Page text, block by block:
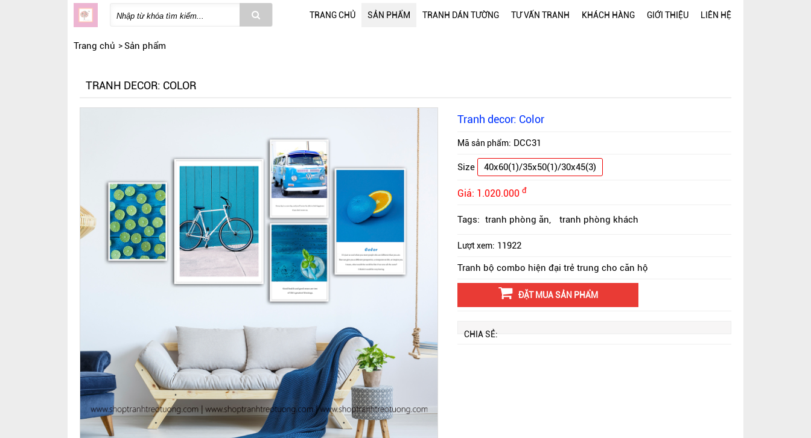
TRANG CHỦ SẢN PHẨM TRANH DÁN TƯỜNG TƯ VẤN TRANH KHÁCH HÀNG GIỚI THIỆU LIÊN HỆ
Trang chủ Sản phẩm
TRANH DECOR: COLOR
Tranh decor: Color
Mã sản phẩm: DCC31
Size 40x60(1)/35x50(1)/30x45(3)
Giá: 1.020.000đ
Tags: tranh phòng ăn, tranh phòng khách
Lượt xem: 11922
Tranh bộ combo hiện đại trẻ trung cho căn hộ
ĐẶT MUA SẢN PHẨM
CHIA SẺ: